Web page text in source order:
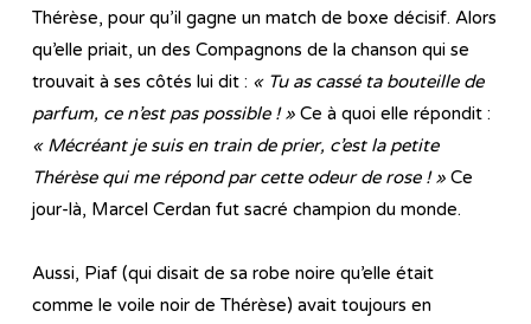
Thérèse, pour qu’il gagne un match de boxe décisif. Alors
qu’elle priait, un des Compagnons de la chanson qui se
trouvait à ses côtés lui dit : « Tu as cassé ta bouteille de
parfum, ce n’est pas possible ! » Ce à quoi elle répondit :
« Mécréant je suis en train de prier, c’est la petite
Thérèse qui me répond par cette odeur de rose ! » Ce
jour-là, Marcel Cerdan fut sacré champion du monde.
Aussi, Piaf (qui disait de sa robe noire qu’elle était
comme le voile noir de Thérèse) avait toujours en